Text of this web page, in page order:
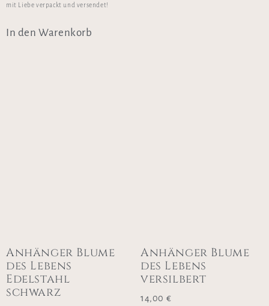
mit Liebe verpackt und versendet!
In den Warenkorb
Anhänger Blume
des Lebens
Edelstahl
schwarz
Anhänger Blume
des Lebens
versilbert
14,00 €